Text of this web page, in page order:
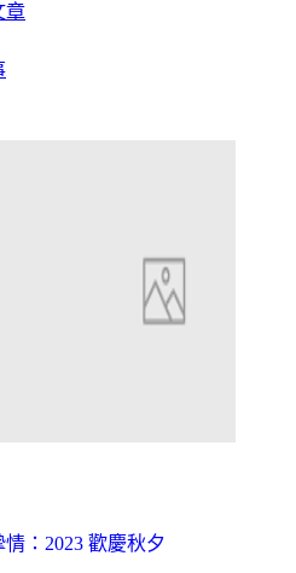
章
：2023 歡慶秋夕